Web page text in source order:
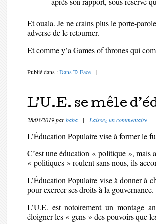
Et ouala. Je ne crains plus le porte-
adverse de le retourner.
Et comme y’a Games of thrones qui
Publié dans :Dans Ta Face |
L’U.E. se mêle
28/03/2019parbaba | Laissez un commentaire
L’Éducation Populaire vise à former le
C’est une éducation « politique », mais
« politiques » roulent sans nous, ils
L’Éducation Populaire vise à donner à
pour exercer ses droits à la gouvernance.
L’U.E. est notoirement un montage
éloigner les « gens » des pouvoirs que